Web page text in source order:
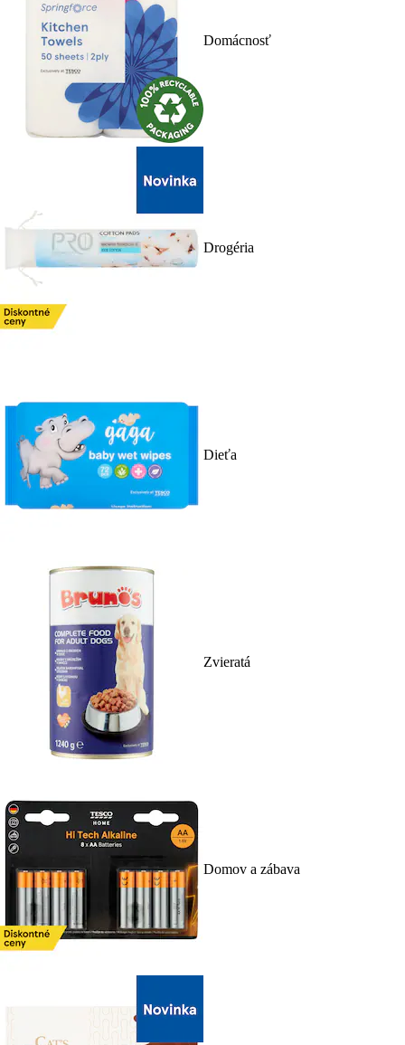
Domácnosť
Drogéria
Dieťa
Zvieratá
Domov a zábava